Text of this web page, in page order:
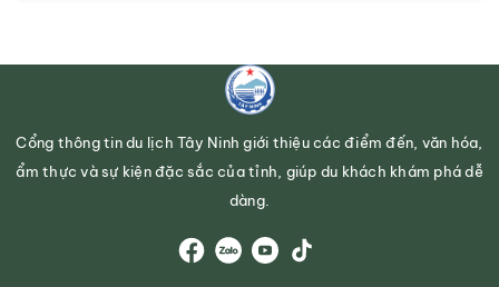
Cổng thông tin du lịch Tây Ninh giới thiệu các điểm đến, văn hóa,
ẩm thực và sự kiện đặc sắc của tỉnh, giúp du khách khám phá dễ
dàng.